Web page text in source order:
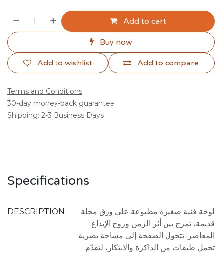
Add to cart
Buy now
Add to compare
Add to wishlist
Terms and Conditions
30-day money-back guarantee
Shipping: 2-3 Business Days
Specifications
DESCRIPTION
لوحة فنية صغيرة مطبوعة على ورق مجلة
قديمة، تمزج بين أثر الزمن وروح الإبداع
المعاصر. تتحول الصفحة إلى مساحة بصرية
تحمل طبقات من الذاكرة والابتكار، لتقدّم